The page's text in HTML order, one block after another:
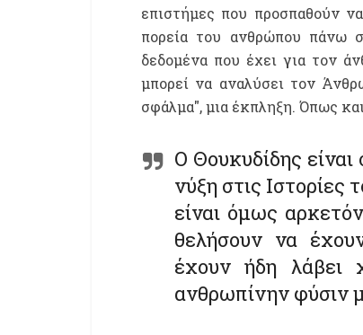
επιστήμες που προσπαθούν
πορεία του ανθρώπου πάνω
δεδομένα που έχει για τον
μπορεί να αναλύσει τον
σφάλμα", μια έκπληξη. Όπως
Ο Θουκυδίδης
νύξη στις Ιστορίες
είναι όμως
θελήσουν να
έχουν ήδη λάβει
ανθρωπίνην φύσιν